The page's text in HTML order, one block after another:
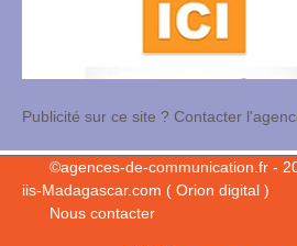
Publicité sur ce site ? Contacter
©agences-de-communication.fr -
iis-Madagascar.com ( Orion digital )
Nous contacter